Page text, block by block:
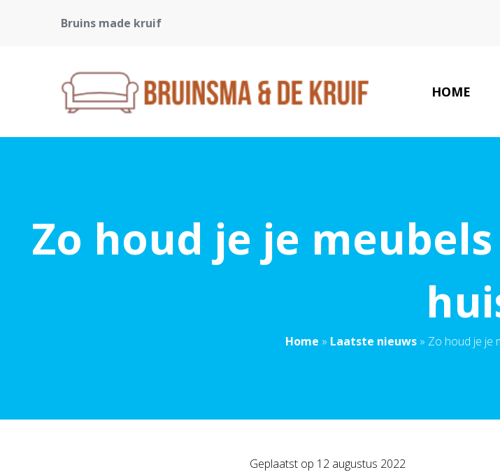
Bruins made kruif
HOME
Zo houd je je
Home » Laatste nieuws» Zo houd je je
Geplaatst op 12 augustus 2022